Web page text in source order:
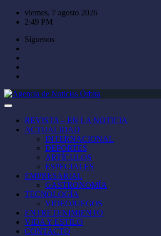
Saltar
viernes, 7 agosto 2026
2:49 PM
Síguenos
REVISTA – EN LA NOTICIA
ACTUALIDAD
INTERNACIONAL
DEPORTES
ARTÍCULOS
ESPECIALES
EMPRESARIAL
GASTRONOMÍA
TECNOLOGÍA
VIDEOJUEGOS
ENTRETENIMIENTO
VIDA Y ESTILO
CONTACTO